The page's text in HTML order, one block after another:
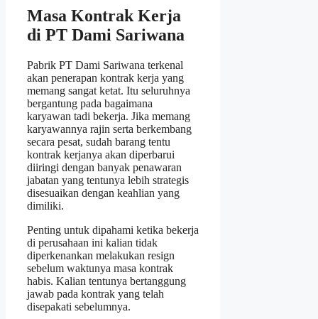
Masa Kontrak Kerja
di PT Dami Sariwana
Pabrik PT Dami Sariwana terkenal
akan penerapan kontrak kerja yang
memang sangat ketat. Itu seluruhnya
bergantung pada bagaimana
karyawan tadi bekerja. Jika memang
karyawannya rajin serta berkembang
secara pesat, sudah barang tentu
kontrak kerjanya akan diperbarui
diiringi dengan banyak penawaran
jabatan yang tentunya lebih strategis
disesuaikan dengan keahlian yang
dimiliki.
Penting untuk dipahami ketika bekerja
di perusahaan ini kalian tidak
diperkenankan melakukan resign
sebelum waktunya masa kontrak
habis. Kalian tentunya bertanggung
jawab pada kontrak yang telah
disepakati sebelumnya.